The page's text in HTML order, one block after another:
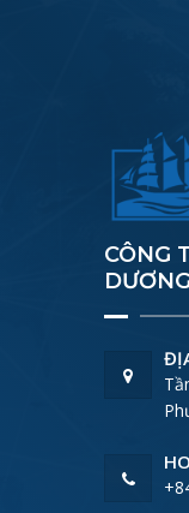
CÔNG
DƯƠNG